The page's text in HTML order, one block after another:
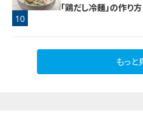
9
10
「鶏だし冷麺」の作り
もっと